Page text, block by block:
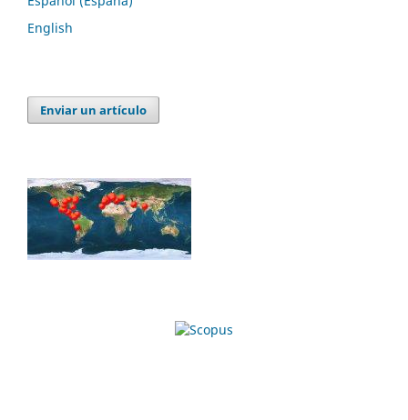
English
Enviar un artículo